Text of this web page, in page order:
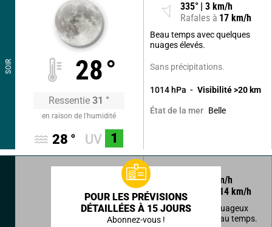
SOIR 28°
Ressentie 31 °
en raison de l'humidité
28 ° UV 1
335° 3 km/h
Rafales à 17 km/h
Beau temps avec quelques
nuages élevés.
Sans précipitations.
1014 hPa Visibilité >20 km
État de la mer Belle
km/h
Rafales à
14 km/h
Légers passages nuageux
n'altérant pas le beau temps.
POUR LES PRÉVISIONS
DÉTAILLÉES À 15 JOURS
Abonnez-vous !